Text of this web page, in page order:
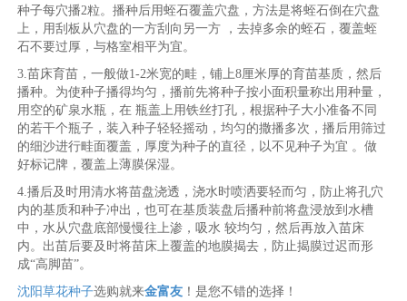
种子每穴播2粒。播种后用蛭石覆盖穴盘，方法是将蛭石倒在穴盘
上，用刮板从穴盘的一方刮向另一方 ，去掉多余的蛭石，覆盖蛭
石不要过厚，与格室相平为宜。
3.苗床育苗，一般做1-2米宽的畦，铺上8厘米厚的育苗基质，然后
播种。为使种子播得均匀，播前先将种子按小面积量称出用种量，
用空的矿泉水瓶，在 瓶盖上用铁丝打孔，根据种子大小准备不同
的若干个瓶子，装入种子轻轻摇动，均匀的撒播多次，播后用筛过
的细沙进行畦面覆盖，厚度为种子的直径，以不见种子为宜 。做
好标记牌，覆盖上薄膜保湿。
4.播后及时用清水将苗盘浇透，浇水时喷洒要轻而匀，防止将孔穴
内的基质和种子冲出，也可在基质装盘后播种前将盘浸放到水槽
中，水从穴盘底部慢慢往上渗，吸水 较均匀，然后再放入苗床
内。出苗后要及时将苗床上覆盖的地膜揭去，防止揭膜过迟而形
成“高脚苗”。
沈阳草花种子选购就来金富友 ！是您不错的选择！